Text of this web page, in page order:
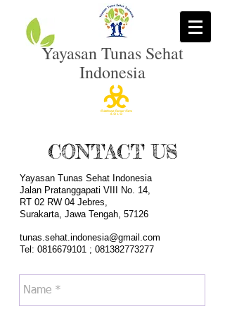
Yayasan Tunas Sehat
Indonesia
CONTACT US
Yayasan Tunas Sehat Indonesia
Jalan Pratanggapati VIII No. 14,
RT 02 RW 04 Jebres,
Surakarta, Jawa Tengah, 57126
tunas.sehat.indonesia@gmail.com
Tel: 0816679101 ; 081382773277